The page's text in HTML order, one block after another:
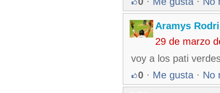
Aramys
29 de marzo
voy a los pati
0 · Me gusta · No